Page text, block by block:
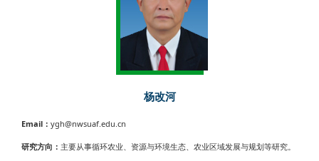
杨改河
Email： ygh@nwsuaf.edu.cn
研究方向： 主要从事循环农业、资源与环境生态、农业区域发展与规划等研究。